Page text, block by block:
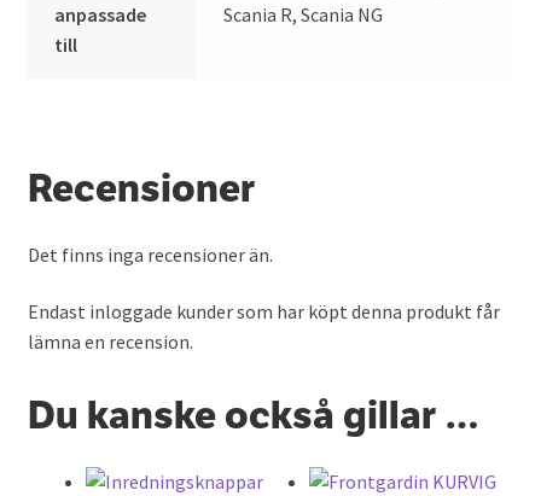
anpassade
till
Scania R, Scania NG
Recensioner
Det finns inga recensioner än.
Endast inloggade kunder som har köpt denna produkt får
lämna en recension.
Du kanske också gillar …